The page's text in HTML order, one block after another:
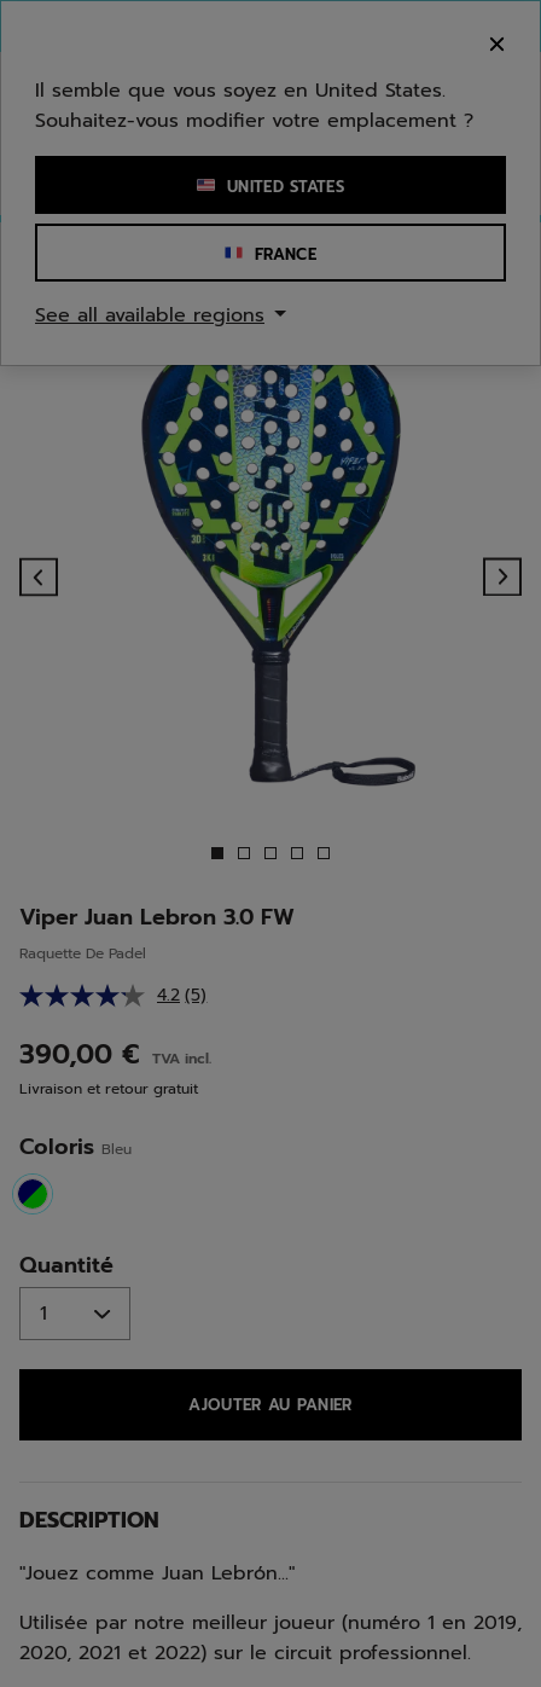
Saisir un mot clé ou un numéro d'article
Viper Juan Lebron 3.0 FW
Raquette De Padel
4.2 Lire
Lien
sur
la
(5)
390,00 €
TVA incl.
Livraison et retour gratuit
Coloris Bleu
selected
Quantité
AJOUTER AU PANIER
DESCRIPTION
"Jouez comme Juan Lebrón..."
Utilisée par notre meilleur joueur (numéro 1 en 2019,
2020, 2021 et 2022) sur le circuit professionnel.
Il semble que vous soyez en United States.
Souhaitez-vous modifier votre emplacement ?
UNITED STATES
FRANCE
See all available regions